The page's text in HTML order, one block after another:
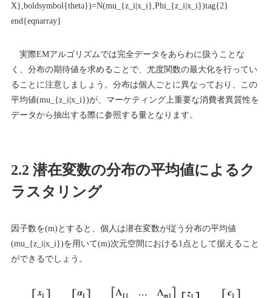
X},boldsymbol{theta})=N(mu_{z_i|x_i},Phi_{z_i|x_i})tag{2}
end{eqnarray}
実際EMアルゴリズムでは完全データをあらわに扱うことな
く、分布の期待値を求めることで、尤度関数の最大化を行ってい
ることに注意しましょう。分布は個人ごとに異なっており、この
平均値(mu_{z_i|x_i})が、マーケティング上重要な消費者異質性を
データから抽出する際に参照する量となります。
2.2 潜在変数の分布の平均値によるク
ラスタリング
因子数を(m)とすると、個人は潜在変数が従う分布の平均値
(mu_{z_i|x_i})を用いて(m)次元空間における1点として据えること
ができるでしょう。